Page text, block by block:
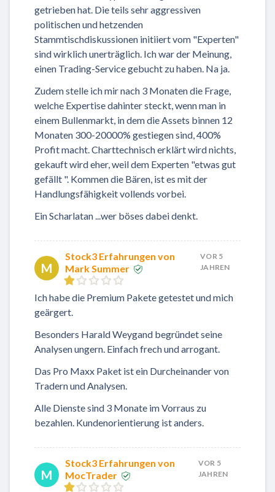
getrieben hat. Die teils sehr aggressiven
politischen und hetzenden
Stammtischdiskussionen initiiert vom "Experten"
sind wirklich unerträglich. Ich war der Meinung,
einen Trading-Service gebucht zu haben. Na ja.
Zudem stelle ich mir nach 3 Monaten die Frage,
welche Expertise dahinter steckt, wenn man in
einem Bullenmarkt, in dem die Assets binnen 12
Monaten 300-20000% gestiegen sind, 400%
Profit macht. Charttechnisch erklärt wird nichts,
gekauft wird eher, weil dem Experten "etwas gut
gefällt ". Kommen die Bären, ist es mit der
Handlungsfähigkeit vollends vorbei.
Ein Scharlatan ...wer böses dabei denkt.
M
Stock3 Erfahrungen von
Mark Summer
VOR 5
JAHREN
Ich habe die Premium Pakete getestet und mich
geärgert.
Besonders Harald Weygand begründet seine
Analysen ungern. Einfach frech und arrogant.
Das Pro Maxx Paket ist ein Durcheinander von
Tradern und Analysen.
Alle Dienste sind 3 Monate im Vorraus zu
bezahlen. Kundenorientierung ist anders.
M
Stock3 Erfahrungen von
MocTrader
VOR 5
JAHREN